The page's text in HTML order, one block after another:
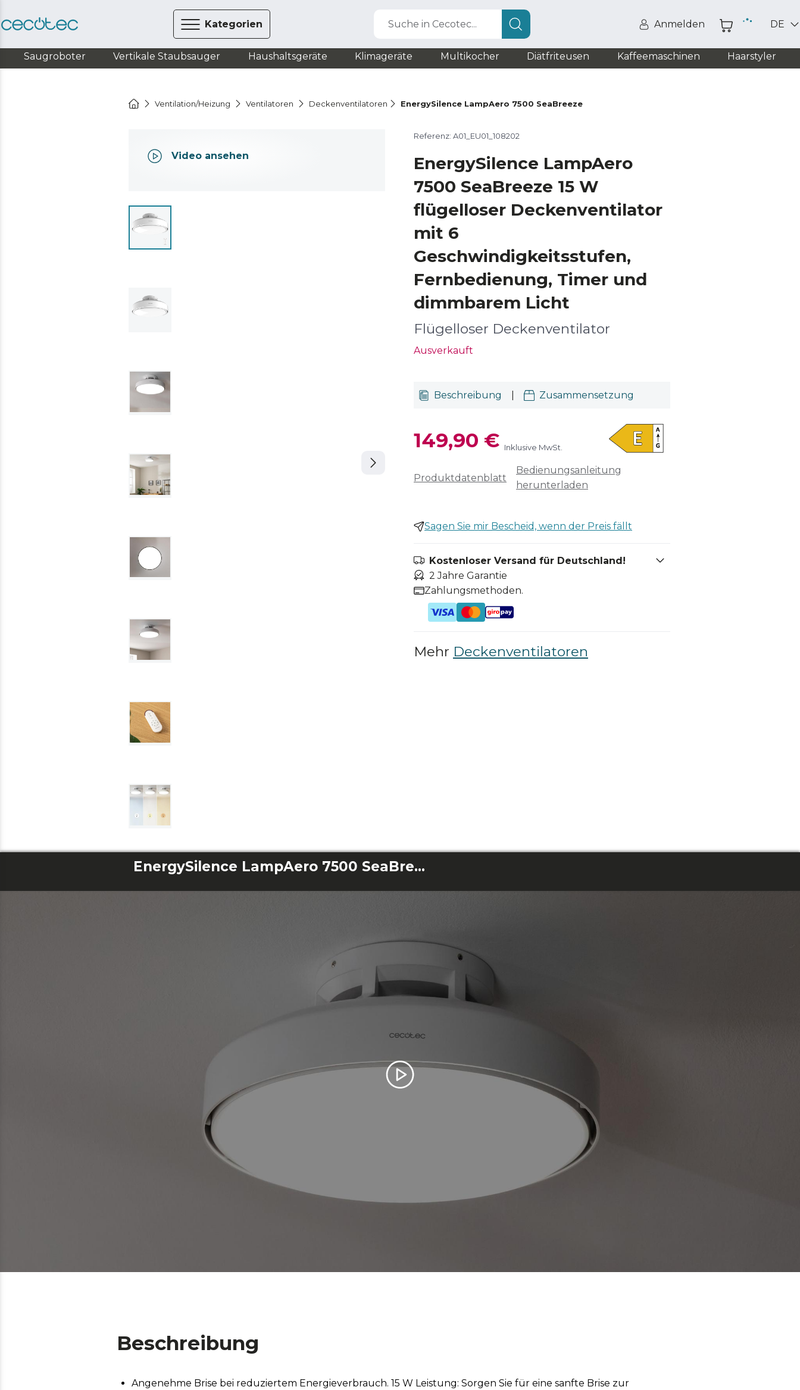
Kategorien Suche in Cecotec... Anmelden DE
Saugroboter Vertikale Staubsauger Haushaltsgeräte Klimageräte Multikocher Diätfriteusen Kaffeemaschinen Haarstyler
Ventilation/Heizung Ventilatoren Deckenventilatoren EnergySilence LampAero 7500 SeaBreeze
Video ansehen
Referenz: A01_EU01_108202
EnergySilence LampAero
7500 SeaBreeze 15 W
flügelloser Deckenventilator
mit 6
Geschwindigkeitsstufen,
Fernbedienung, Timer und
dimmbarem Licht
Flügelloser Deckenventilator
Ausverkauft
Beschreibung Zusammensetzung
149,90 € Inklusive MwSt.
Produktdatenblatt
Bedienungsanleitung
herunterladen
Sagen Sie mir Bescheid, wenn der Preis fällt
Kostenloser Versand für Deutschland!
2 Jahre Garantie
Zahlungsmethoden.
Mehr Deckenventilatoren
EnergySilence LampAero 7500 SeaBreeze
Beschreibung
Angenehme Brise bei reduziertem Energieverbrauch. 15 W Leistung: Sorgen Sie für eine sanfte Brise zur